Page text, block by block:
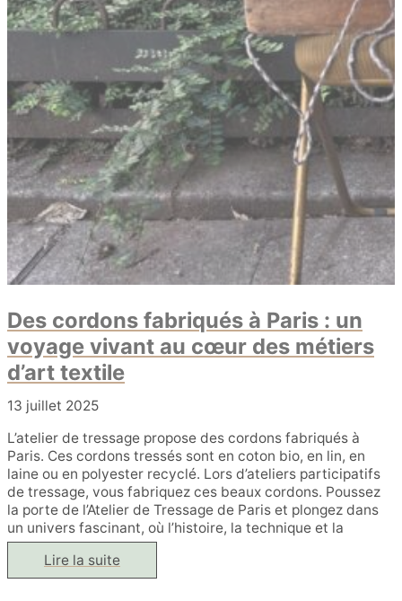
Des cordons fabriqués à Paris : un
voyage vivant au cœur des métiers
d’art textile
13 juillet 2025
L’atelier de tressage propose des cordons fabriqués à
Paris. Ces cordons tressés sont en coton bio, en lin, en
laine ou en polyester recyclé. Lors d’ateliers participatifs
de tressage, vous fabriquez ces beaux cordons. Poussez
la porte de l’Atelier de Tressage de Paris et plongez dans
un univers fascinant, où l’histoire, la technique et la
Des
cordons
fabriqués
Lire la suite